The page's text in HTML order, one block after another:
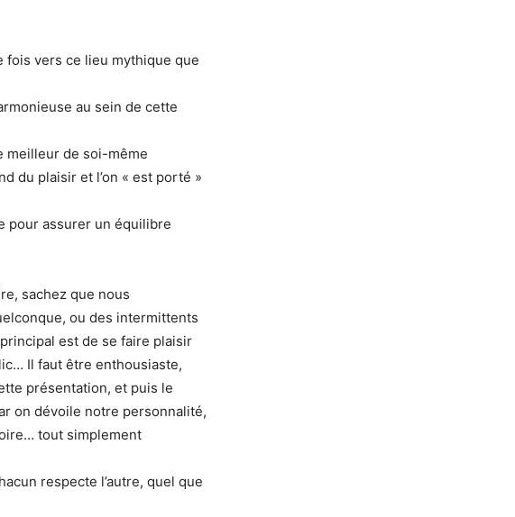
fois vers ce lieu mythique que
au sein de cette
meilleur de soi-même
du plaisir et l’on « est porté »
pour assurer un équilibre
sachez que nous
ou des intermittents
est de se faire plaisir
Il faut être enthousiaste,
présentation, et puis le
on dévoile notre personnalité,
tout simplement
respecte l’autre, quel que